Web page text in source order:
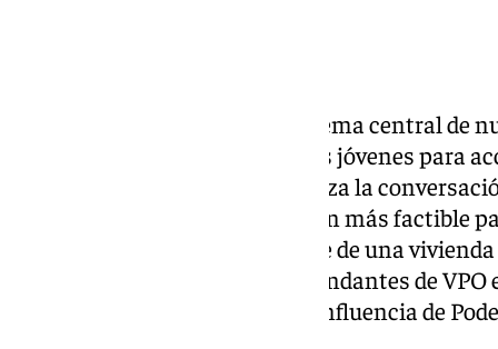
El asunto de la vivienda es un tema central de
esta parte. Los problemas de los jóvenes para
forma independiente monopoliza la
la calle. Y para muchos la opción más factible
darse de alta como demandante de una
registraron 3.000 nuevos demandantes de
ofrecidos por Con Málaga, la confluencia de